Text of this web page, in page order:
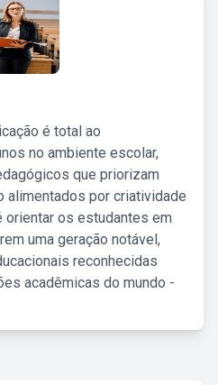
é total ao
no ambiente escolar,
que priorizam
alimentados por criatividade
orientar os estudantes em
uma geração notável,
reconhecidas
acadêmicas do mundo -